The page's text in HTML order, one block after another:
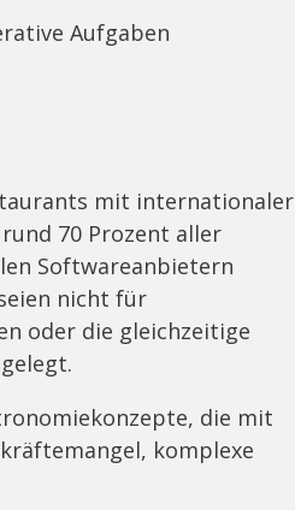
Aufgaben
mit internationaler
70 Prozent aller
Softwareanbietern
nicht für
oder die gleichzeitige
die mit
komplexe